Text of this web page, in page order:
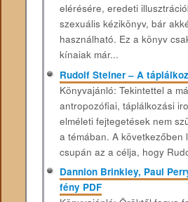
elérésére, eredeti
szexuális kézikönyv, bár
használható. Ez a könyv
kínaiak már...
Rudolf Steiner – A
Könyvajánló: Tekintettel a
antropozófiai, táplálkozási
elméleti fejtegetések nem
a témában. A következőben
csupán az a célja, hogy
Dannion Brinkley, Paul
fény PDF